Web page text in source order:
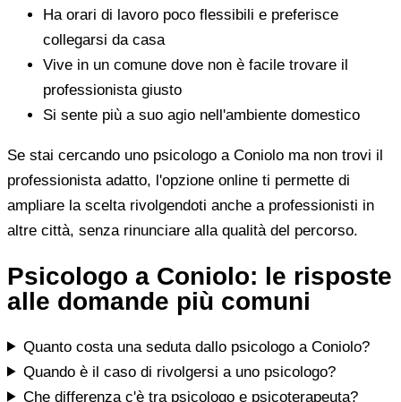
Ha orari di lavoro poco flessibili e preferisce
collegarsi da casa
Vive in un comune dove non è facile trovare il
professionista giusto
Si sente più a suo agio nell'ambiente domestico
Se stai cercando uno psicologo a Coniolo ma non trovi il
professionista adatto, l'opzione online ti permette di
ampliare la scelta rivolgendoti anche a professionisti in
altre città, senza rinunciare alla qualità del percorso.
Psicologo a Coniolo: le risposte
alle domande più comuni
Quanto costa una seduta dallo psicologo a Coniolo?
Quando è il caso di rivolgersi a uno psicologo?
Che differenza c'è tra psicologo e psicoterapeuta?